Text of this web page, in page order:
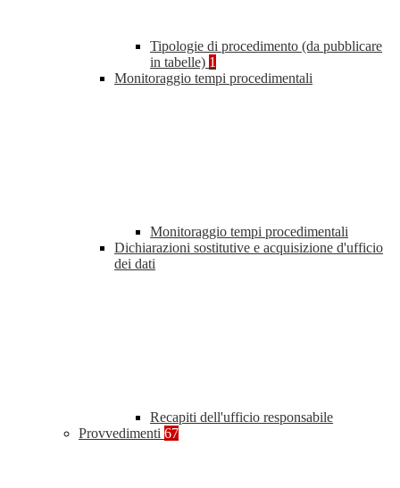
Tipologie di procedimento (da pubblicare
in tabelle) 1
Monitoraggio tempi procedimentali
Monitoraggio tempi procedimentali
Dichiarazioni sostitutive e acquisizione d'ufficio
dei dati
Recapiti dell'ufficio responsabile
Provvedimenti 67